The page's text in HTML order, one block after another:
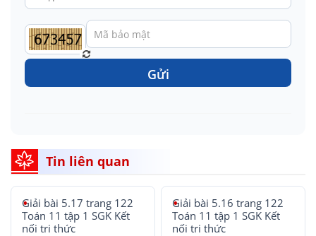
Gửi
Tin liên quan
Giải bài 5.17 trang 122
Toán 11 tập 1 SGK Kết
nối tri thức
Giải bài 5.16 trang 122
Toán 11 tập 1 SGK Kết
nối tri thức